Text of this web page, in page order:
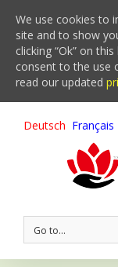
Deutsch Français
Go to...
We use cookies to
site and to show
clicking “Ok” on
consent to the use
read our updated